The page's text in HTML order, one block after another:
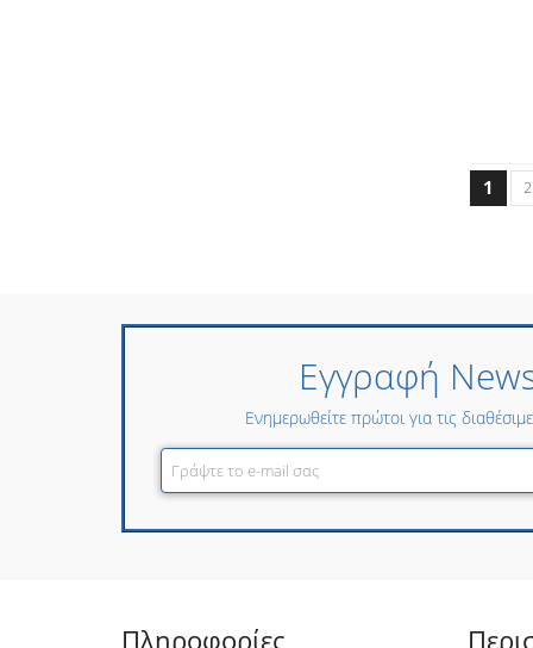
1 2
Εγγραφή
Ενημερωθείτε πρώτοι για τις
Πληροφορίες